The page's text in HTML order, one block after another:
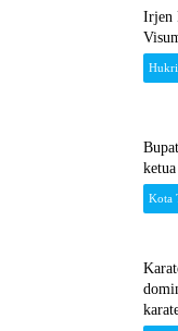
Irjen
Kota